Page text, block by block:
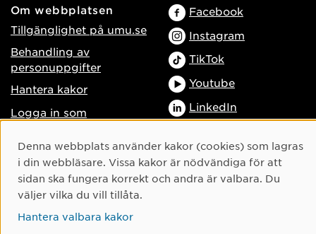
Om webbplatsen
Tillgänglighet på umu.se
Behandling av
personuppgifter
Hantera kakor
Logga in som
Facebook
Instagram
TikTok
Youtube
LinkedIn
Cookie-samtycke
Denna webbplats använder kakor (cookies) som lagras
i din webbläsare. Vissa kakor är nödvändiga för att
sidan ska fungera korrekt och andra är valbara. Du
väljer vilka du vill tillåta.
Hantera valbara kakor